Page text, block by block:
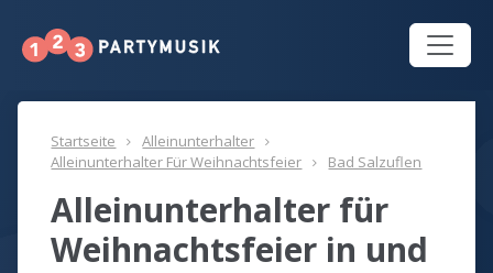
Startseite
Alleinunterhalter
Alleinunterhalter Für Weihnachtsfeier
Bad Salzuflen
Alleinunterhalter für
Weihnachtsfeier in und